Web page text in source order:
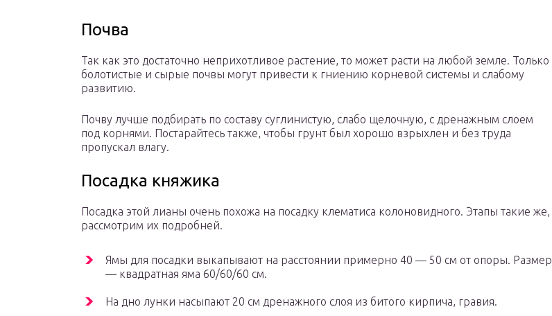
Почва
Так как это достаточно неприхотливое растение, то может расти на любой земле. Только
болотистые и сырые почвы могут привести к гниению корневой системы и слабому
развитию.
Почву лучше подбирать по составу суглинистую, слабо щелочную, с дренажным слоем
под корнями. Постарайтесь также, чтобы грунт был хорошо взрыхлен и без труда
пропускал влагу.
Посадка княжика
Посадка этой лианы очень похожа на посадку клематиса колоновидного. Этапы такие же,
рассмотрим их подробней.
Ямы для посадки выкапывают на расстоянии примерно 40 — 50 см от опоры. Размер
— квадратная яма 60/60/60 см.
На дно лунки насыпают 20 см дренажного слоя из битого кирпича, гравия.